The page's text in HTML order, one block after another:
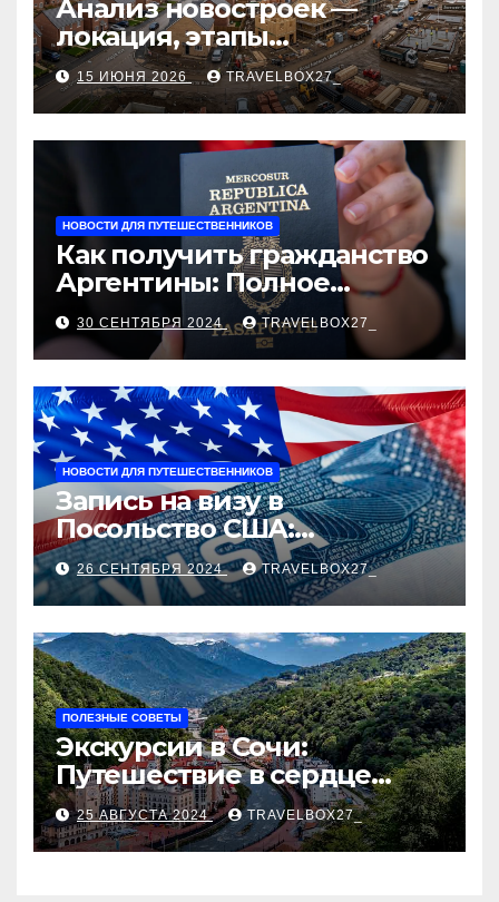
Анализ новостроек —
локация, этапы
строительства, проверка
застройщика, сценарии
оформления сделки и
рыночные ориентиры
15 ИЮНЯ 2026 TRAVELBOX27_
НОВОСТИ ДЛЯ ПУТЕШЕСТВЕННИКОВ
Как получить гражданство
Аргентины: Полное
руководство
30 СЕНТЯБРЯ 2024 TRAVELBOX27_
НОВОСТИ ДЛЯ ПУТЕШЕСТВЕННИКОВ
Запись на визу в
Посольство США:
Пошаговое руководство
26 СЕНТЯБРЯ 2024 TRAVELBOX27_
ПОЛЕЗНЫЕ СОВЕТЫ
Экскурсии в Сочи:
Путешествие в сердце
Черноморского курорта
25 АВГУСТА 2024 TRAVELBOX27_